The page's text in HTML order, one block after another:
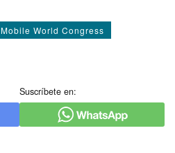
Mobile World Congress
Suscríbete en: